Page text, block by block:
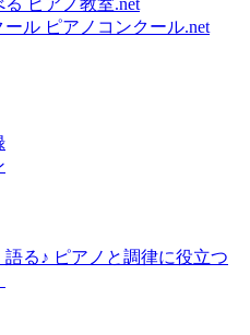
ピアノ教室.net
ル ピアノコンクール.net
る♪ ピアノと調律に役立つ